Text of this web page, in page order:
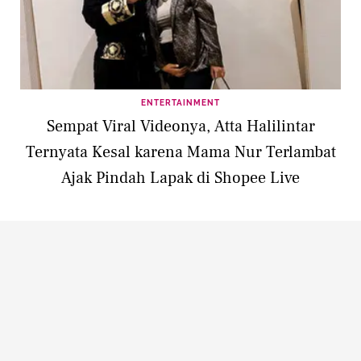
ENTERTAINMENT
Sempat Viral Videonya, Atta Halilintar
Ternyata Kesal karena Mama Nur Terlambat
Ajak Pindah Lapak di Shopee Live